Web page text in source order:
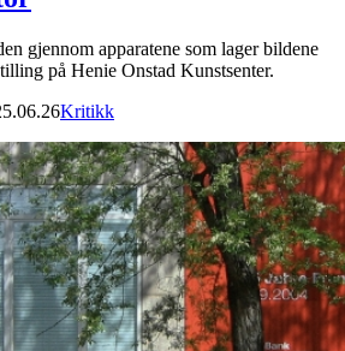
gjennom apparatene som lager bildene
på Henie Onstad Kunstsenter.
Kritikk